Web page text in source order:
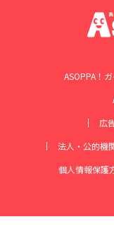
ASOPPA！
広
法人・公的機
個人情報保護